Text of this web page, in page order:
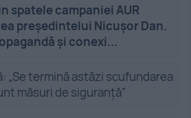
spatele campaniei AUR
președintelui Nicușor Dan.
și conexi...
„Se termină astăzi scufundarea
măsuri de siguranţă”